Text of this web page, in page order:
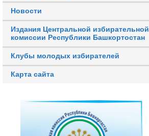
Новости
Издания Центральной избирательной
комиссии Республики Башкортостан
Клубы молодых избирателей
Карта сайта